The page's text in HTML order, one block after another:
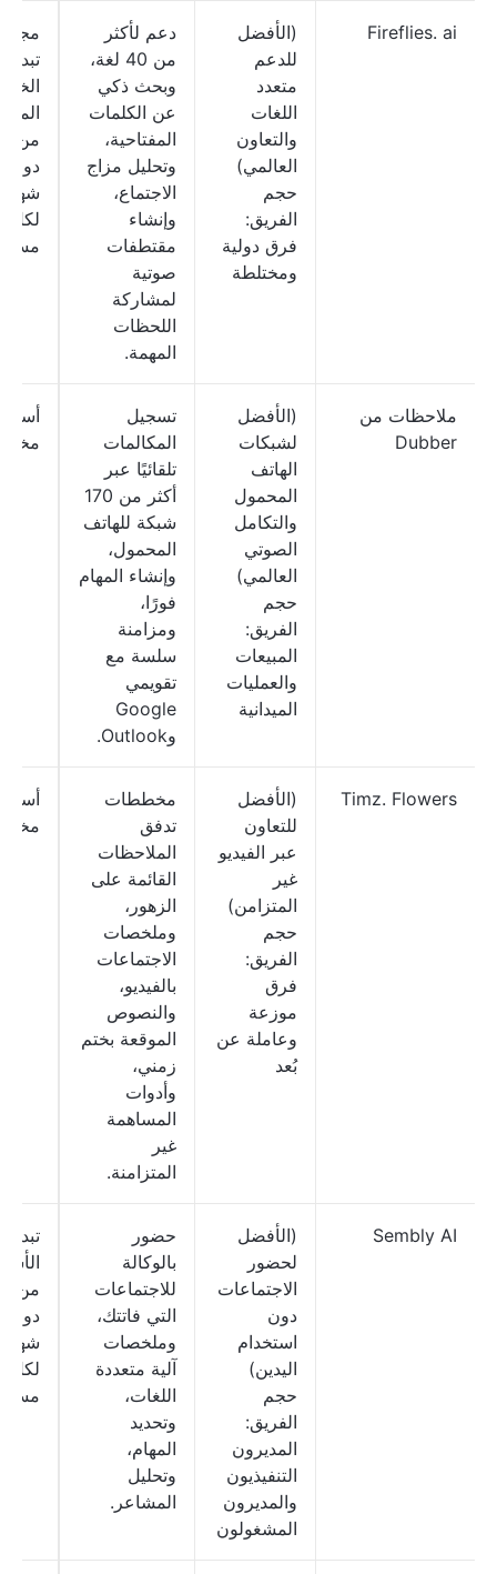
Fireflies. ai
(الأفضل
للدعم
متعدد
اللغات
والتعاون
العالمي)
حجم
الفريق:
فرق دولية
ومختلطة
دعم لأكثر
من 40 لغة،
وبحث ذكي
عن الكلمات
المفتاحية،
وتحليل مزاج
الاجتماع،
وإنشاء
مقتطفات
صوتية
لمشاركة
اللحظات
المهمة.
تبدأ
دولارًا
لكل
ملاحظات من
Dubber
(الأفضل
لشبكات
الهاتف
المحمول
والتكامل
الصوتي
العالمي)
حجم
الفريق:
المبيعات
والعمليات
الميدانية
تسجيل
المكالمات
تلقائيًا عبر
أكثر من 170
شبكة للهاتف
المحمول،
وإنشاء المهام
فورًا،
ومزامنة
سلسة مع
تقويمي
Google
وOutlook.
Timz. Flowers
(الأفضل
للتعاون
عبر الفيديو
غير
المتزامن)
حجم
الفريق:
فرق
موزعة
وعاملة عن
بُعد
مخططات
تدفق
الملاحظات
القائمة على
الزهور،
وملخصات
الاجتماعات
بالفيديو،
والنصوص
الموقعة بختم
زمني،
وأدوات
المساهمة
غير
المتزامنة.
Sembly AI
(الأفضل
لحضور
الاجتماعات
دون
استخدام
اليدين)
حجم
الفريق:
المديرون
التنفيذيون
والمديرون
المشغولون
حضور
بالوكالة
للاجتماعات
التي فاتتك،
وملخصات
آلية متعددة
اللغات،
وتحديد
المهام،
وتحليل
المشاعر.
تبدأ
دولارًا
لكل